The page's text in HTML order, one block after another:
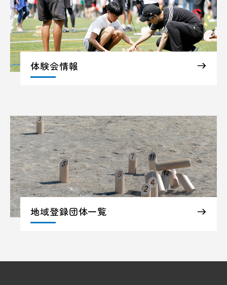
体験会情報
地域登録団体一覧